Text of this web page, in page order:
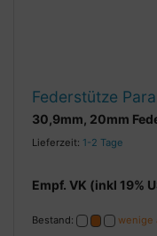
Federstütze
30,9mm, 20mm
Lieferzeit: 1-2 Tage
Empf. VK (inkl 19%
Bestand: wenige